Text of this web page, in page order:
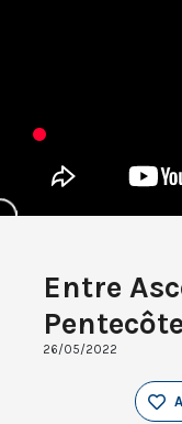
Entre
26/05/2022